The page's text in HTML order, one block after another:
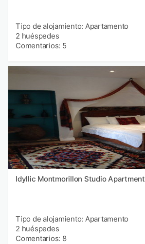
Tipo de alojamiento: Apartamento
2 huéspedes
Comentarios: 5
Idyllic Montmorillon Studio Apartment
Tipo de alojamiento: Apartamento
2 huéspedes
Comentarios: 8